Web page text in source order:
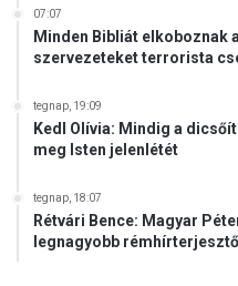
07:07
Minden Bibliát elkoboznak
szervezeteket terrorista
tegnap, 19:09
Kedl Olívia: Mindig a
meg Isten jelenlétét
tegnap, 18:07
Rétvári Bence: Magyar
legnagyobb